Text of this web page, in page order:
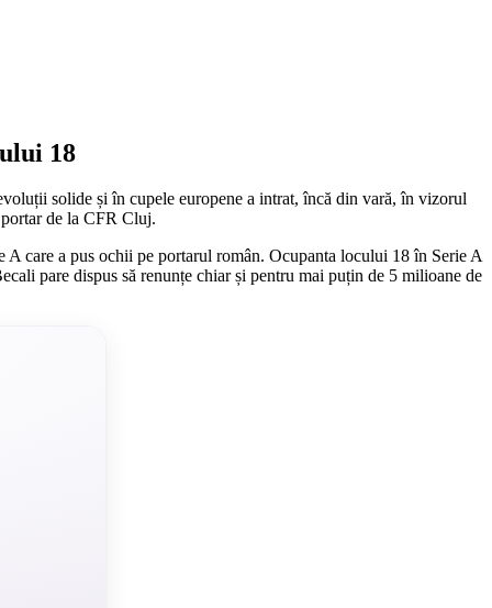
18
solide și în cupele europene a intrat, încă din vară, în vizorul
de la CFR Cluj.
care a pus ochii pe portarul român. Ocupanta locului 18 în Serie A
pare dispus să renunțe chiar și pentru mai puțin de 5 milioane de